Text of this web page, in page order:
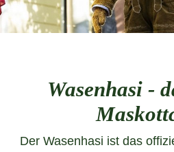
Wasenhasi -
Der Wasenhasi ist das